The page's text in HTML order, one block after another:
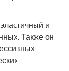
и
Также он